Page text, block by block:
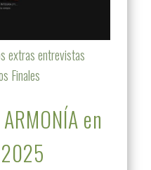
extras entrevistas
Finales
en